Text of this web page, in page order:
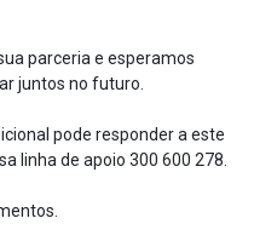
parceria e esperamos
juntos no futuro.
pode responder a este
linha de apoio 300 600 278.